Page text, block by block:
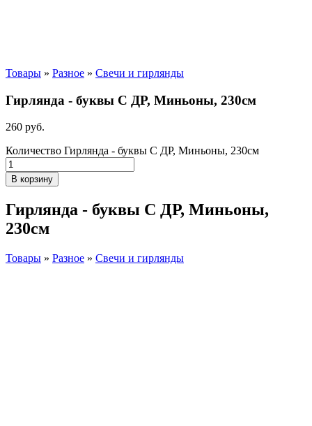
Товары » Разное » Свечи и гирлянды
Гирлянда - буквы С ДР, Миньоны, 230см
260 руб.
Количество Гирлянда - буквы С ДР, Миньоны, 230см
В корзину
Гирлянда - буквы С ДР, Миньоны,
230см
Товары » Разное » Свечи и гирлянды